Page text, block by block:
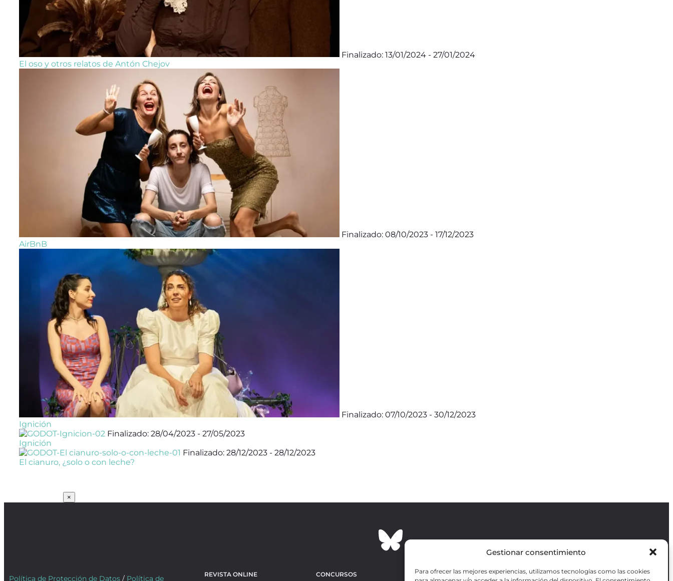
Gestionar consentimiento
Para ofrecer las mejores experiencias, utilizamos tecnologías como las cookies
Finalizado: 13/01/2024 - 27/01/2024
El oso y otros relatos de Antón Chejov
Finalizado: 08/10/2023 - 17/12/2023
AirBnB
Finalizado: 07/10/2023 - 30/12/2023
Ignición
Finalizado: 28/04/2023 - 27/05/2023
Ignición
Finalizado: 28/12/2023 - 28/12/2023
El cianuro, ¿solo o con leche?
×
Política de Protección de Datos / Política de
REVISTA ONLINE
CONCURSOS
OBRAS MÁS VOTADAS
Revista GODOT
es una revista
sobre artes escénicas de Madrid, gratuita y